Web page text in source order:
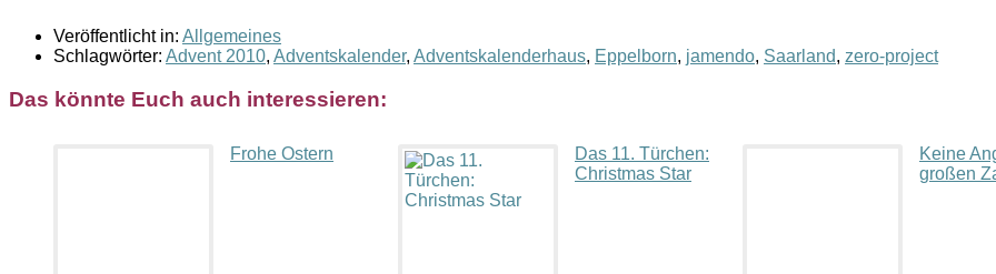
Veröffentlicht in: Allgemeines
Schlagwörter: Advent 2010, Adventskalender, Adventskalenderhaus, Eppelborn, jamendo, Saarland, zero-project
Das könnte Euch auch interessieren:
Frohe Ostern
Das 11. Türchen:
Christmas Star
Keine
großen